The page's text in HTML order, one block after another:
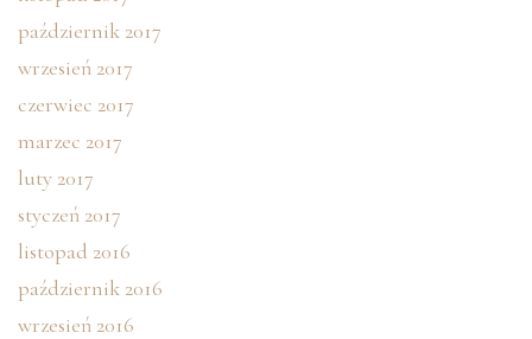
październik 2017
wrzesień 2017
czerwiec 2017
marzec 2017
luty 2017
styczeń 2017
listopad 2016
październik 2016
wrzesień 2016